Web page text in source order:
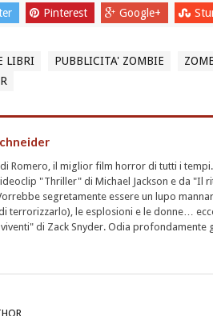
Pinterest Google+
LIBRI PUBBLICITA' ZOMBIE
Romero, il miglior film horror di tutti i
"Thriller" di Michael Jackson e da "Il
segretamente essere un lupo
terrorizzarlo), le esplosioni e le donne…
viventi" di Zack Snyder. Odia profondamente